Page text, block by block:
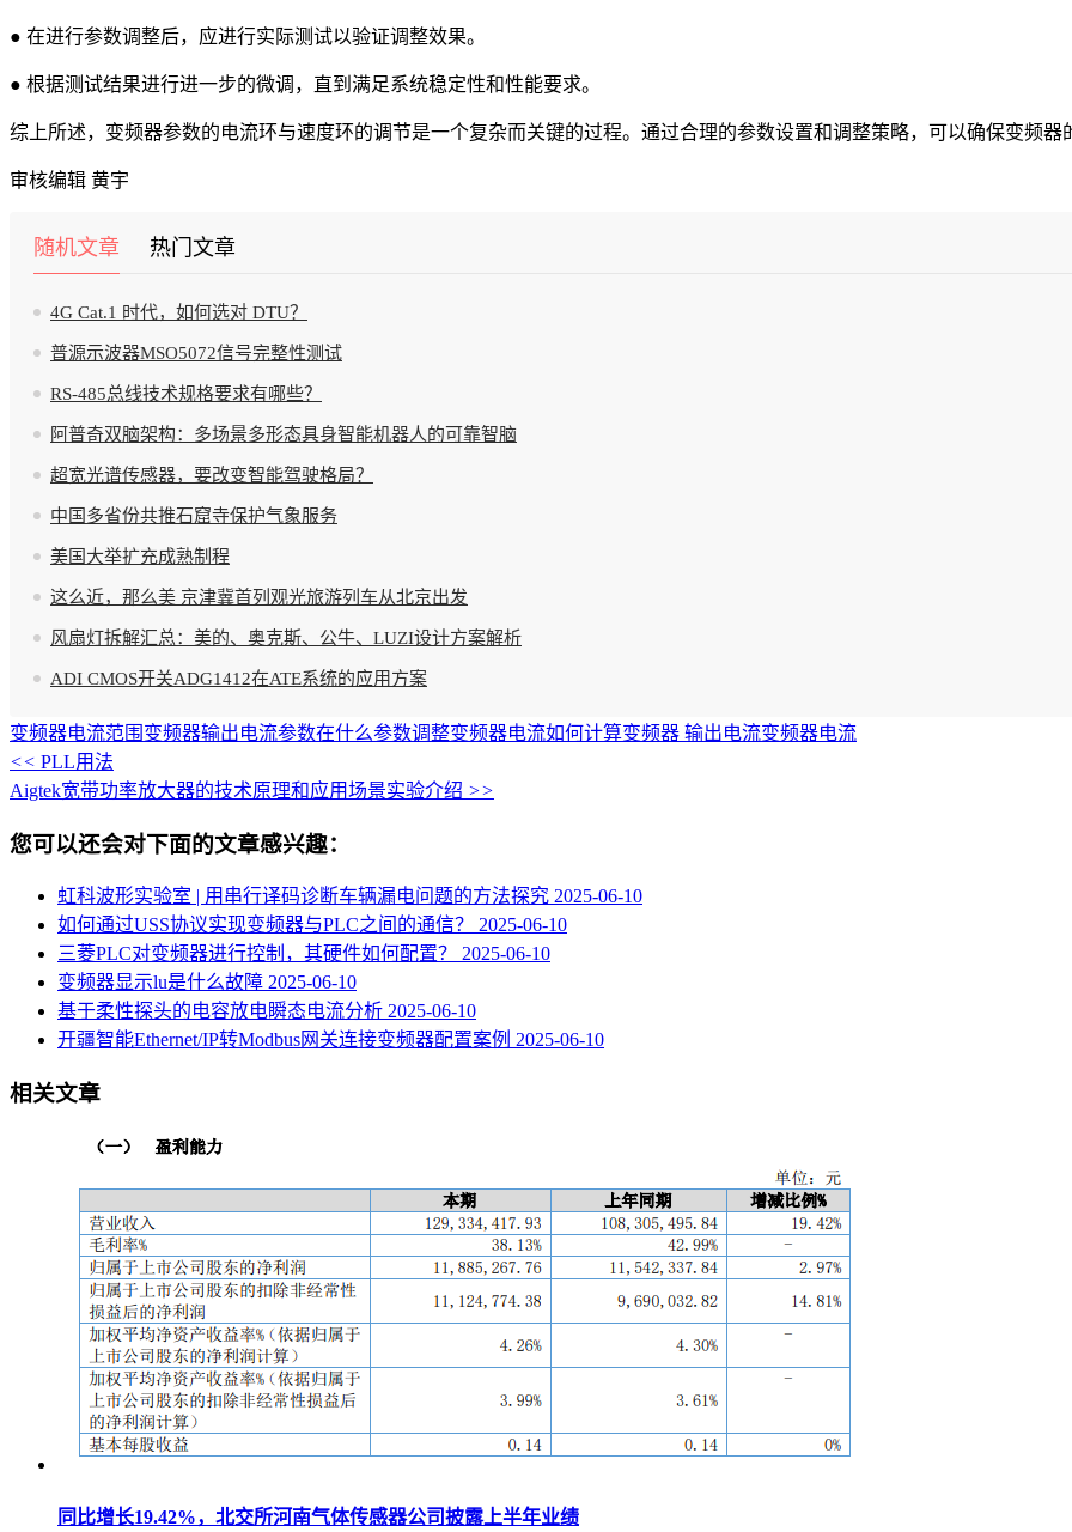
● 在进行参数调整后，应进行实际测试以验证调整效果。
● 根据测试结果进行进一步的微调，直到满足系统稳定性和性能要求。
综上所述，变频器参数的电流环与速度环的调节是一个复杂而关键的过程。通过合理的参数设置和调整策略，可以确保变频器
审核编辑 黄宇
随机文章 热门文章
4G Cat.1 时代，如何选对 DTU？
普源示波器MSO5072信号完整性测试
RS-485总线技术规格要求有哪些？
阿普奇双脑架构：多场景多形态具身智能机器人的可靠智脑
超宽光谱传感器，要改变智能驾驶格局？
中国多省份共推石窟寺保护气象服务
美国大举扩充成熟制程
这么近，那么美 京津冀首列观光旅游列车从北京出发
风扇灯拆解汇总：美的、奥克斯、公牛、LUZI设计方案解析
ADI CMOS开关ADG1412在ATE系统的应用方案
变频器电流范围 变频器输出电流参数在什么参数调整变频器电流如何计算变频器 输出电流变频器电流
<< PLL用法
Aigtek宽带功率放大器的技术原理和应用场景实验介绍 >>
您可以还会对下面的文章感兴趣：
虹科波形实验室 | 用串行译码诊断车辆漏电问题的方法探究 2025-06-10
如何通过USS协议实现变频器与PLC之间的通信？ 2025-06-10
三菱PLC对变频器进行控制，其硬件如何配置？ 2025-06-10
变频器显示lu是什么故障 2025-06-10
基于柔性探头的电容放电瞬态电流分析 2025-06-10
开疆智能Ethernet/IP转Modbus网关连接变频器配置案例 2025-06-10
相关文章
同比增长19.42%，北交所河南气体传感器公司披露上半年业绩